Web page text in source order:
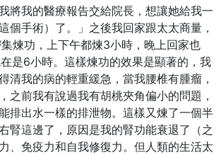
將我的醫療報告交給院長，想讓她給我一
手術）了。」之後我回家跟太太商量，
煉功，上下午都煉3小時，晚上回家也
是6小時。這樣煉功的效果是顯著的，我
我的病的輕重緩急，當我腰椎有腫瘤，
前我有說過我有胡桃夾角偏小的問題，
排出水一樣的排泄物。這樣又煉了一個半
腎這邊了，原因是我的腎功能衰退了（之
、免疫力和自我修復力。但人類的生活太